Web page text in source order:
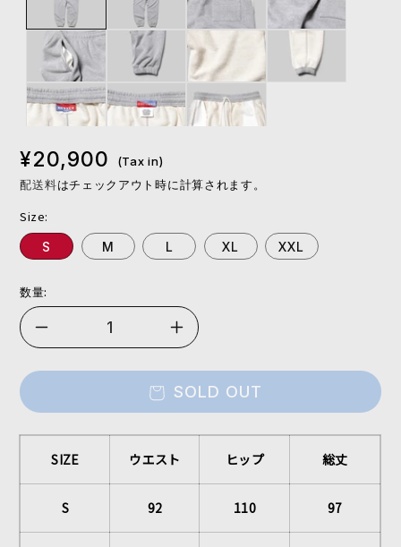
¥20,900
(Tax in)
配送料はチェックアウト時に計算されます。
Size:
S M L XL XXL
数量:
SWEATPANTS
GRAY
数
量
を
減
GR7
SWEATPANTS
GRAY
の
数
量
を
増
SOLD OUT
SIZE ウエスト ヒップ 総丈
S 92 110 97